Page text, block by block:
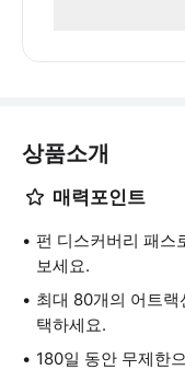
상품소개
매력포인트
펀 디스커버리 패스
보세요.
최대 80개의 어트랙
택하세요.
180일 동안 무제한